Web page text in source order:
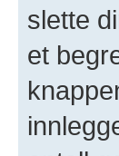
slette
et